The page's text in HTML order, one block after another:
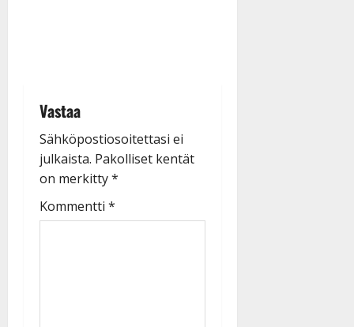
Vastaa
Sähköpostiosoitettasi ei
julkaista. Pakolliset kentät
on merkitty*
Kommentti *